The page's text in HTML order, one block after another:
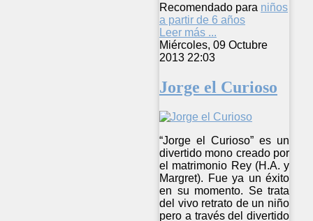
Recomendado para niños
a partir de 6 años
Leer más ...
Miércoles, 09 Octubre
2013 22:03
Jorge el Curioso
“Jorge el Curioso” es un
divertido mono creado por
el matrimonio Rey (H.A. y
Margret). Fue ya un éxito
en su momento. Se trata
del vivo retrato de un niño
pero a través del divertido